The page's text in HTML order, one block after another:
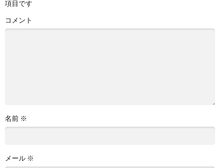
項目です
コメント
名前 ※
メール ※